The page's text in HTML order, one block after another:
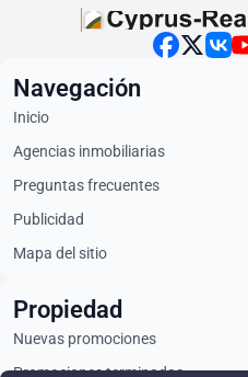
Navegación
Inicio
Agencias inmobiliarias
Preguntas frecuentes
Publicidad
Mapa del sitio
Propiedad
Nuevas promociones
Promociones terminadas